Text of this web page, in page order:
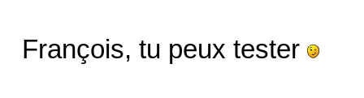
François, tu peux tester